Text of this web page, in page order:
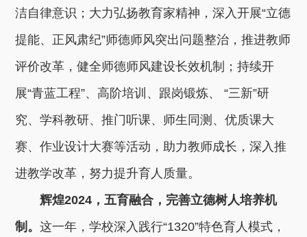
洁自律意识；大力弘扬教育家精神，深入开展“立德
提能、正风肃纪”师德师风突出问题整治，推进教师
评价改革，健全师德师风建设长效机制；持续开
展“青蓝工程”、高阶培训、跟岗锻炼、 “三新”研
究、学科教研、推门听课、师生同测、优质课大
赛、作业设计大赛等活动，助力教师成长，深入推
进教学改革，努力提升育人质量。
辉煌2024，五育融合，完善立德树人培养机
制。这一年，学校深入践行“1320”特色育人模式，